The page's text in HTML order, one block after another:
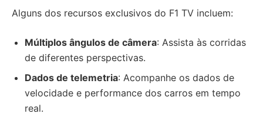
Alguns dos recursos exclusivos do F1 TV incluem:
Múltiplos ângulos de câmera: Assista às corridas
de diferentes perspectivas.
Dados de telemetria: Acompanhe os dados de
velocidade e performance dos carros em tempo
real.